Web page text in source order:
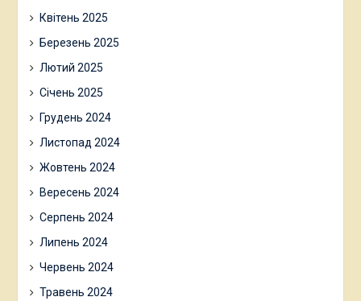
Квітень 2025
Березень 2025
Лютий 2025
Січень 2025
Грудень 2024
Листопад 2024
Жовтень 2024
Вересень 2024
Серпень 2024
Липень 2024
Червень 2024
Травень 2024